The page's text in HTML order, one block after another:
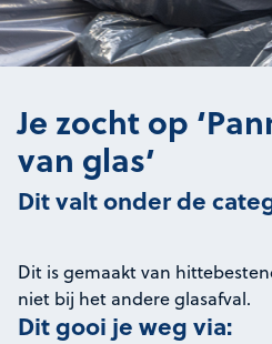
Je zocht op
van glas’
Dit valt onder de
Dit is gemaakt van
niet bij het andere glasafval.
Dit gooi je weg via: